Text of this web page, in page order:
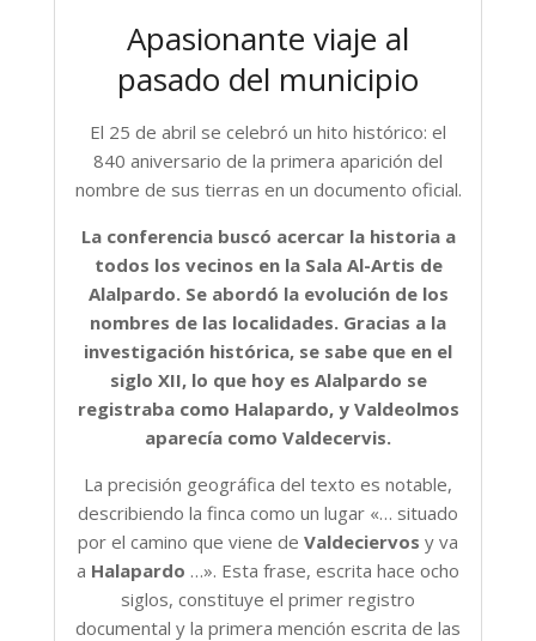
Apasionante viaje al
pasado del municipio
El 25 de abril se celebró un hito histórico: el
840 aniversario de la primera aparición del
nombre de sus tierras en un documento oficial.
La conferencia buscó acercar la historia a
todos los vecinos en la Sala Al-Artis de
Alalpardo. Se abordó la evolución de los
nombres de las localidades. Gracias a la
investigación histórica, se sabe que en el
siglo XII, lo que hoy es Alalpardo se
registraba como Halapardo, y Valdeolmos
aparecía como Valdecervis.
La precisión geográfica del texto es notable,
describiendo la finca como un lugar «… situado
por el camino que viene de Valdeciervos y va
a Halapardo …». Esta frase, escrita hace ocho
siglos, constituye el primer registro
documental y la primera mención escrita de las